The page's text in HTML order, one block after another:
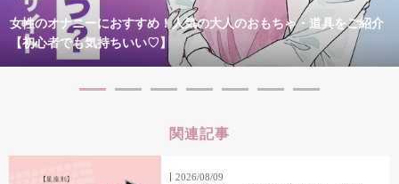
女性のオナニーにおすすめ！人気の大人のおもちゃ・道具をご紹介
【初心者でも気持ちいい♡】
関連記事
2026/08/09